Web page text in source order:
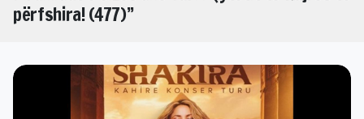
përfshira! (477)”